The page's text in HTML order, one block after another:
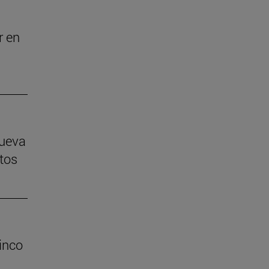
en